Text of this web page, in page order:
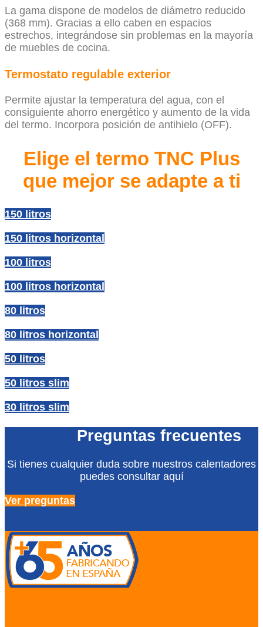
La gama dispone de modelos de diámetro reducido
(368 mm). Gracias a ello caben en espacios
estrechos, integrándose sin problemas en la mayoría
de muebles de cocina.
Termostato regulable exterior
Permite ajustar la temperatura del agua, con el
consiguiente ahorro energético y aumento de la vida
del termo. Incorpora posición de antihielo (OFF).
Elige el termo TNC Plus
que mejor se adapte a ti
150 litros
150 litros horizontal
100 litros
100 litros horizontal
80 litros
80 litros horizontal
50 litros
50 litros slim
30 litros slim
Preguntas frecuentes
Si tienes cualquier duda sobre nuestros calentadores
puedes consultar aquí
Ver preguntas